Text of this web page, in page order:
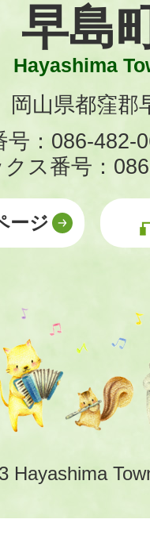
早島
Hayashima
山県都窪郡
号：086-482-
ス番号：
ージ
Hayashima